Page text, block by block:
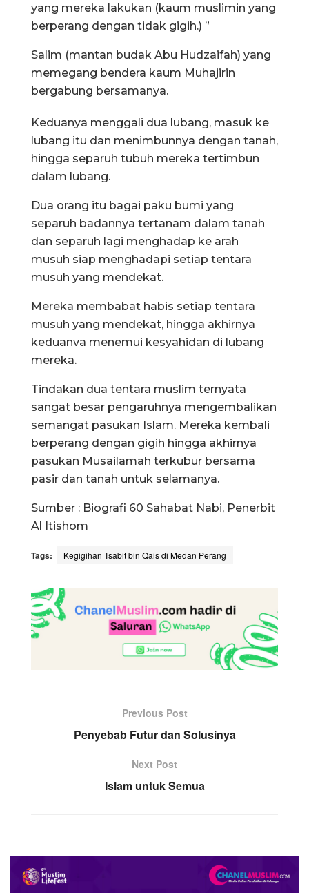
yang mereka lakukan (kaum muslimin yang
berperang dengan tidak gigih.) ”
Salim (mantan budak Abu Hudzaifah) yang
memegang bendera kaum Muhajirin
bergabung bersamanya.
Keduanya menggali dua lubang, masuk ke
lubang itu dan menimbunnya dengan tanah,
hingga separuh tubuh mereka tertimbun
dalam lubang.
Dua orang itu bagai paku bumi yang
separuh badannya tertanam dalam tanah
dan separuh lagi menghadap ke arah
musuh siap menghadapi setiap tentara
musuh yang mendekat.
Mereka membabat habis setiap tentara
musuh yang mendekat, hingga akhirnya
keduanva menemui kesyahidan di lubang
mereka.
Tindakan dua tentara muslim ternyata
sangat besar pengaruhnya mengembalikan
semangat pasukan Islam. Mereka kembali
berperang dengan gigih hingga akhirnya
pasukan Musailamah terkubur bersama
pasir dan tanah untuk selamanya.
Sumber : Biografi 60 Sahabat Nabi, Penerbit
Al Itishom
Tags: Kegigihan Tsabit bin Qais di Medan Perang
Previous Post
Penyebab Futur dan Solusinya
Next Post
Islam untuk Semua